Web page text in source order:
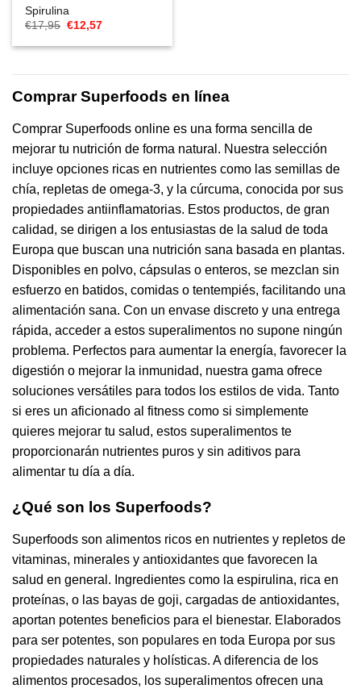
Spirulina
€17,95 El
original
€12,57El
actual
Comprar Superfoods en línea
Comprar Superfoods online es una forma sencilla de
mejorar tu nutrición de forma natural. Nuestra selección
incluye opciones ricas en nutrientes como las semillas de
chía, repletas de omega-3, y la cúrcuma, conocida por sus
propiedades antiinflamatorias. Estos productos, de gran
calidad, se dirigen a los entusiastas de la salud de toda
Europa que buscan una nutrición sana basada en plantas.
Disponibles en polvo, cápsulas o enteros, se mezclan sin
esfuerzo en batidos, comidas o tentempiés, facilitando una
alimentación sana. Con un envase discreto y una entrega
rápida, acceder a estos superalimentos no supone ningún
problema. Perfectos para aumentar la energía, favorecer la
digestión o mejorar la inmunidad, nuestra gama ofrece
soluciones versátiles para todos los estilos de vida. Tanto
si eres un aficionado al fitness como si simplemente
quieres mejorar tu salud, estos superalimentos te
proporcionarán nutrientes puros y sin aditivos para
alimentar tu día a día.
¿Qué son los Superfoods?
Superfoods son alimentos ricos en nutrientes y repletos de
vitaminas, minerales y antioxidantes que favorecen la
salud en general. Ingredientes como la espirulina, rica en
proteínas, o las bayas de goji, cargadas de antioxidantes,
aportan potentes beneficios para el bienestar. Elaborados
para ser potentes, son populares en toda Europa por sus
propiedades naturales y holísticas. A diferencia de los
alimentos procesados, los superalimentos ofrecen una